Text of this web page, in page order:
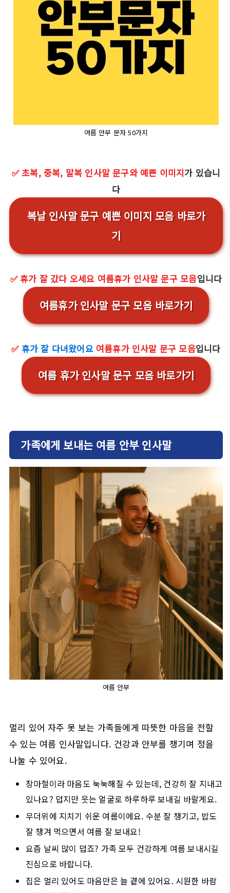
여름 안부 문자 50가지
✅ 초복, 중복, 말복 인사말 문구와 예쁜 이미지가 있습니
다
복날 인사말 문구 예쁜 이미지 모음 바로가
기
✅ 휴가 잘 갔다 오세요 여름휴가 인사말 문구 모음입니다
여름휴가 인사말 문구 모음 바로가기
✅ 휴가 잘 다녀왔어요여름휴가 인사말 문구 모음입니다
여름 휴가 인사말 문구 모음 바로가기
가족에게 보내는 여름 안부 인사말
여름 안부
멀리 있어 자주 못 보는 가족들에게 따뜻한 마음을 전할
수 있는 여름 인사말입니다. 건강과 안부를 챙기며 정을
나눌 수 있어요.
장마철이라 마음도 눅눅해질 수 있는데, 건강히 잘 지내고
있나요? 덥지만 웃는 얼굴로 하루하루 보내길 바랄게요.
무더위에 지치기 쉬운 여름이에요. 수분 잘 챙기고, 밥도
잘 챙겨 먹으면서 여름 잘 보내요!
요즘 날씨 많이 덥죠? 가족 모두 건강하게 여름 보내시길
진심으로 바랍니다.
집은 멀리 있어도 마음만은 늘 곁에 있어요. 시원한 바람